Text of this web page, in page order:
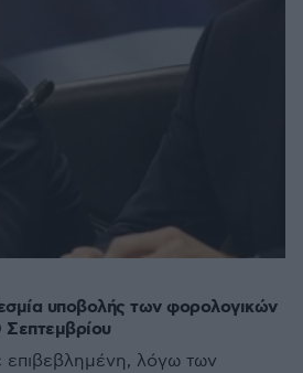
υποβολής των φορολογικών
λόγω των